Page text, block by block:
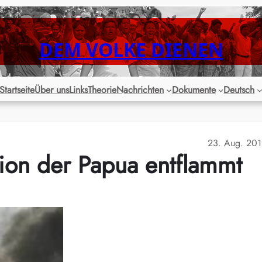
DEM VOLKE DIENEN
StartseiteÜber unsLinksTheorieNachrichten Dokumente Deutsch
23. Aug.
der Papua entflammt